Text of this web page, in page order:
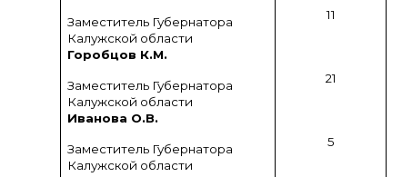
Заместитель Губернатора
Калужской области
Горобцов К.М.
11
Заместитель Губернатора
Калужской области
Иванова О.В.
21
Заместитель Губернатора
Калужской области
5